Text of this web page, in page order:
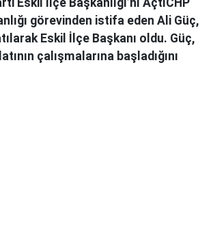
Eskil İlçe Başkanlığı’nı AçtıCHP
görevinden istifa eden Ali Güç,
Eskil İlçe Başkanı oldu. Güç,
çalışmalarına başladığını